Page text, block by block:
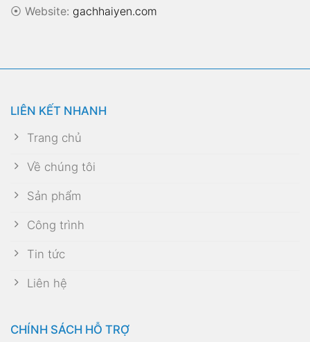
⦿ Website: gachhaiyen.com
LIÊN KẾT NHANH
Trang chủ
Về chúng tôi
Sản phẩm
Công trình
Tin tức
Liên hệ
CHÍNH SÁCH HỖ TRỢ